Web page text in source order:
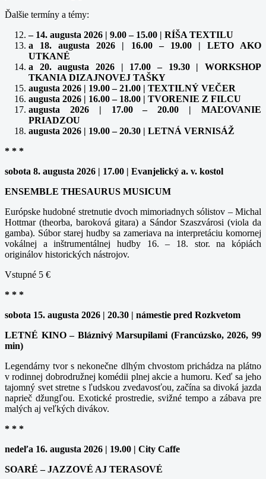
Ďalšie termíny a témy:
– 14. augusta 2026 | 9.00 – 15.00 | RÍŠA TEXTILU
a 18. augusta 2026 | 16.00 – 19.00 | LETO AKO
UTKANÉ
a 20. augusta 2026 | 17.00 – 19.30 | WORKSHOP
TKANIA DIZAJNOVEJ TAŠKY
augusta 2026 | 19.00 – 21.00 | TEXTILNÝ VEČER
augusta 2026 | 16.00 – 18.00 | TVORENIE Z FILCU
augusta 2026 | 17.00 – 20.00 | MAĽOVANIE
PRIADZOU
augusta 2026 | 19.00 – 20.30 | LETNÁ VERNISÁŽ
* * *
sobota 8. augusta 2026 | 17.00 | Evanjelický a. v. kostol
ENSEMBLE THESAURUS MUSICUM
Európske hudobné stretnutie dvoch mimoriadnych sólistov – Michal
Hottmar (theorba, baroková gitara) a Sándor Szaszvárosi (viola da
gamba). Súbor starej hudby sa zameriava na interpretáciu komornej
vokálnej a inštrumentálnej hudby 16. – 18. stor. na kópiách
originálov historických nástrojov.
Vstupné 5 €
* * *
sobota 15. augusta 2026 | 20.30 | námestie pred Rozkvetom
LETNÉ KINO – Bláznivý Marsupilami (Francúzsko, 2026, 99
min)
Legendárny tvor s nekonečne dlhým chvostom prichádza na plátno
v rodinnej dobrodružnej komédii plnej akcie a humoru. Keď sa jeho
tajomný svet stretne s ľudskou zvedavosťou, začína sa divoká jazda
naprieč džungľou. Exotické prostredie, svižné tempo a zábava pre
malých aj veľkých divákov.
* * *
nedeľa 16. augusta 2026 | 19.00 | City Caffe
SOARÉ – JAZZOVÉ AJ TERASOVÉ